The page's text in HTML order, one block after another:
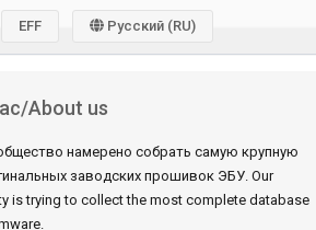
About us
намерено собрать самую крупную
заводских прошивок ЭБУ. Our
is trying to collect the most complete database
EFF Русский (RU)